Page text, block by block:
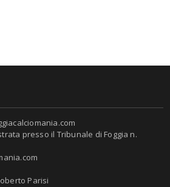
presso il Tribunale di Foggia n.
Parisi